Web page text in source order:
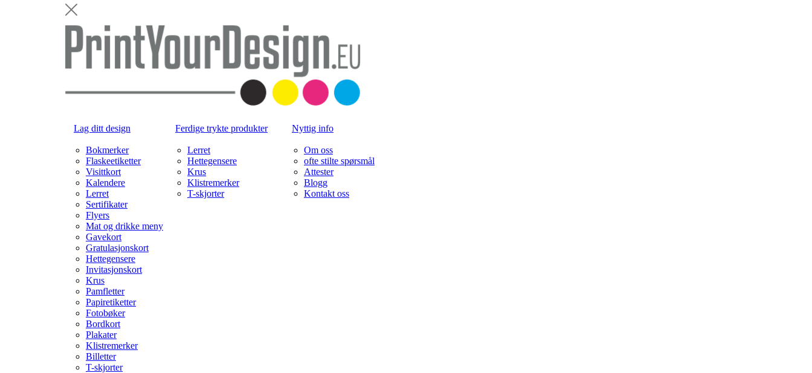
Lag ditt design
Bokmerker
Flaskeetiketter
Visittkort
Kalendere
Lerret
Sertifikater
Flyers
Mat og drikke meny
Gavekort
Gratulasjonskort
Hettegensere
Invitasjonskort
Krus
Pamfletter
Papiretiketter
Fotobøker
Bordkort
Plakater
Klistremerker
Billetter
T-skjorter
Ferdige trykte produkter
Lerret
Hettegensere
Krus
Klistremerker
T-skjorter
Nyttig info
Om oss
ofte stilte spørsmål
Attester
Blogg
Kontakt oss